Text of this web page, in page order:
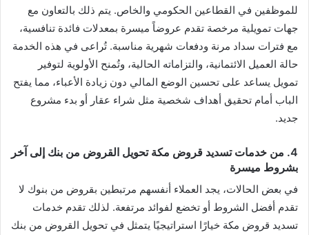
للموظفين في القطاعين الحكومي والخاص. يتم ذلك بالتعاون مع
جهات تمويلية مرخصة تقدم عروضاً ميسرة بمعدلات فائدة تنافسية،
مع فترات سداد مرنة ودفعات شهرية مناسبة. تُراعى في هذه الخدمة
حالة العميل الائتمانية، والتزاماته الحالية، وتُمنح الأولوية لتوفير
تمويل يساعد على تحسين الوضع المالي دون زيادة الأعباء، مما يفتح
الباب أمام تحقيق أهداف شخصية مثل شراء عقار أو بدء مشروع
جديد.
4. من خدمات تسديد قروض مكة تحويل القروض من بنك إلى آخر
بشروط ميسرة
في بعض الحالات، يجد العملاء أنفسهم مرتبطين بقروض من بنوك لا
تقدم أفضل الشروط أو تخضع لفوائد مرتفعة. لذلك تقدم خدمات
تسديد قروض مكة خيارًا استراتيجيًا يتمثل في تحويل القروض من بنك